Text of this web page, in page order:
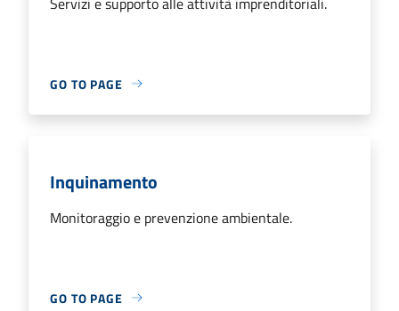
GO TO PAGE
Inquinamento
Monitoraggio e prevenzione ambientale.
GO TO PAGE